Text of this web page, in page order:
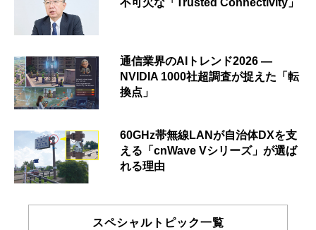
通信業界のAIトレンド2026 ―
NVIDIA 1000社超調査が捉えた「転
換点」
60GHz帯無線LANが自治体DXを支
える「cnWave Vシリーズ」が選ば
れる理由
スペシャルトピック一覧